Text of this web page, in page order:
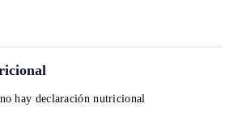
hay declaración nutricional